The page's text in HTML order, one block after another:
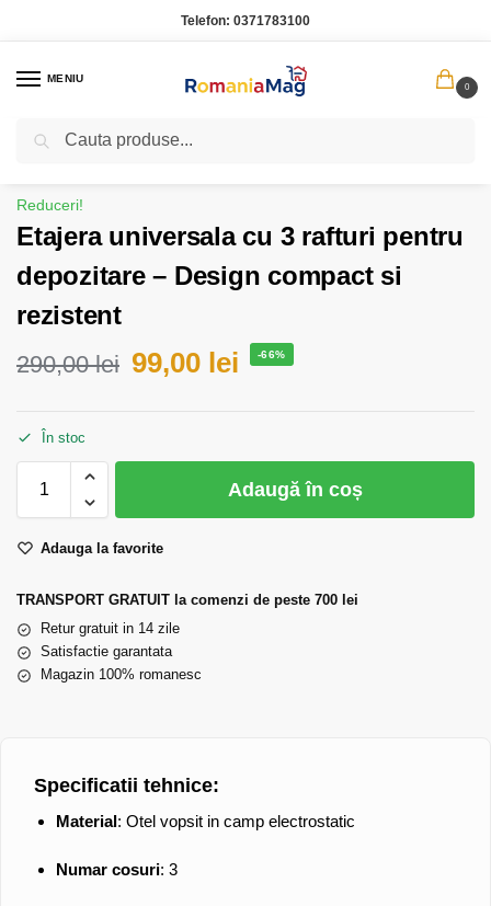
Telefon: 0371783100
MENIU
0
Prima pagină / Casa Gradina
Reduceri!
Etajera universala cu 3 rafturi pentru
depozitare – Design compact si
rezistent
290,00lei 99,00 lei -66%
În stoc
Adaugă în coș
Adauga la favorite
TRANSPORT GRATUIT la comenzi de peste 700 lei
Retur gratuit in 14 zile
Satisfactie garantata
Magazin 100% romanesc
Specificatii tehnice:
Material: Otel vopsit in camp electrostatic
Numar cosuri: 3